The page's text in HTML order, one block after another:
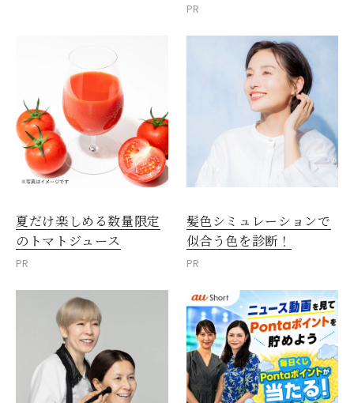
PR
夏だけ楽しめる数量限定
のトマトジュース
PR
髪色シミュレーションで
似合う色を診断！
PR